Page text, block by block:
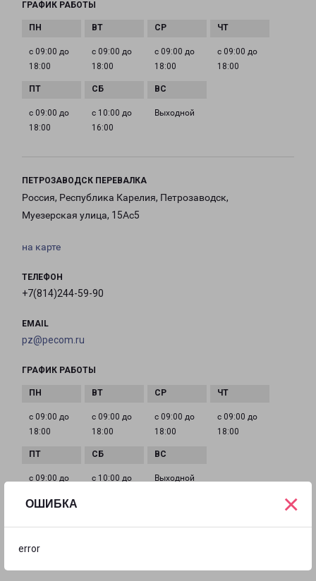
ОШИБКА
error
×
ГРАФИК РАБОТЫ
с 09:00 до
18:00
с 09:00 до
18:00
с 09:00 до
18:00
с 09:00 до
18:00
с 09:00 до
18:00
с 10:00 до
16:00
Выходной
ПЕТРОЗАВОДСК ПЕРЕВАЛКА
Россия, Республика Карелия, Петрозаводск,
Муезерская улица, 15Ас5
на карте
ТЕЛЕФОН
+7(814)244-59-90
EMAIL
pz@pecom.ru
ГРАФИК РАБОТЫ
с 09:00 до
18:00
с 09:00 до
18:00
с 09:00 до
18:00
с 09:00 до
18:00
с 09:00 до
с 10:00 до
Выходной
ПЕТРОЗАВОДСК ЛА-РОШЕЛЬ НАБЕРЕЖНАЯ 17